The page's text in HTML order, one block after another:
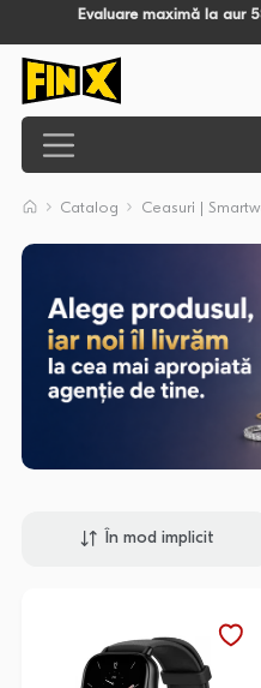
Evaluare maximă la aur
Catalog Ceasuri |
În mod implicit